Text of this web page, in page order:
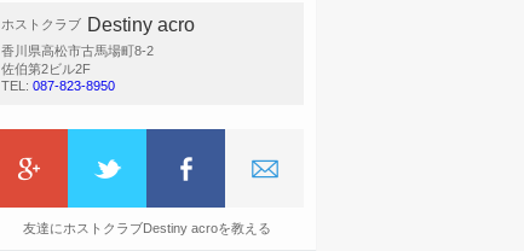
ホストクラブ Destiny acro
香川県高松市古馬場町8-2
佐伯第2ビル2F
TEL: 087-823-8950
友達にホストクラブDestiny acroを教える